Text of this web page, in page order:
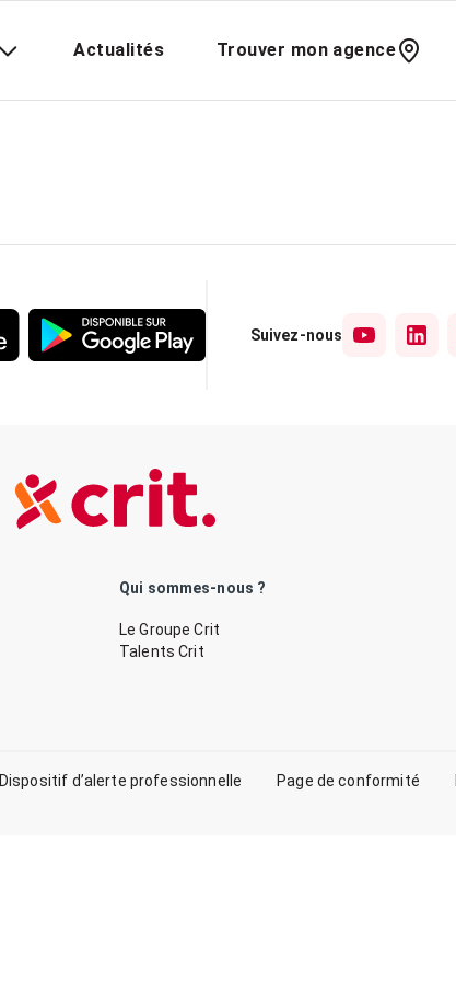
Actualités Trouver mon agence
Suivez-nous
Qui sommes-nous ?
Le Groupe Crit
Talents Crit
Dispositif d’alerte professionnelle Page de conformité